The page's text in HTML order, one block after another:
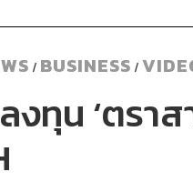
/ BUSINESS /
ทุน ‘ตราส